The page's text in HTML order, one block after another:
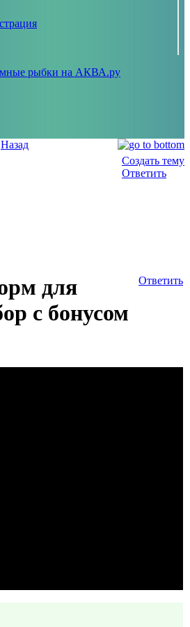
Назад
Создать тему
Ответить
Ответить
для
с бонусом